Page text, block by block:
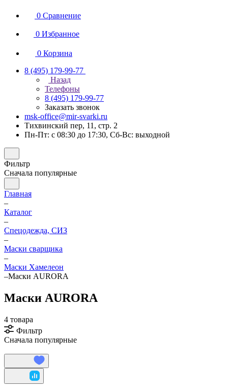
0 Сравнение
0 Избранное
0 Корзина
8 (495) 179-99-77
Назад
Телефоны
8 (495) 179-99-77
Заказать звонок
msk-office@mir-svarki.ru
Тихвинский пер, 11, стр. 2
Пн-Пт: с 08:30 до 17:30, Сб-Вс: выходной
Фильтр
Сначала популярные
Главная
–
Каталог
–
Спецодежда, СИЗ
–
Маски сварщика
–
Маски Хамелеон
–Маски AURORA
Маски AURORA
4 товара
Фильтр
Сначала популярные